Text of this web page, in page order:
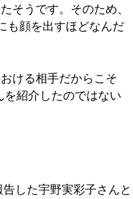
そうです。そのため、
も顔を出すほどなんだ
ける相手だからこそ
紹介したのではない
した宇野実彩子さんと